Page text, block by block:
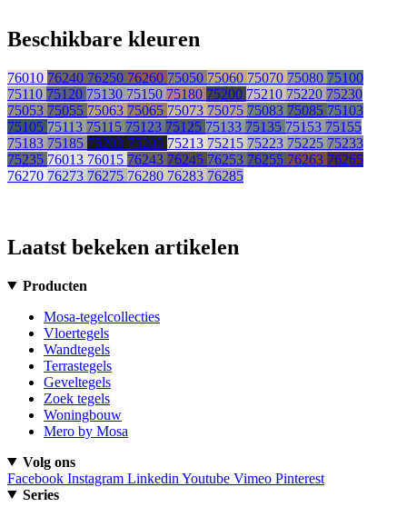
Beschikbare kleuren
76010 76240 76250 76260 75050 75060 75070 75080 75100
75110 75120 75130 75150 75180 75200 75210 75220 75230
75053 75055 75063 75065 75073 75075 75083 75085 75103
75105 75113 75115 75123 75125 75133 75135 75153 75155
75183 75185 75203 75205 75213 75215 75223 75225 75233
75235 76013 76015 76243 76245 76253 76255 76263 76265
76270 76273 76275 76280 76283 76285
Laatst bekeken artikelen
Producten
Mosa-tegelcollecties
Vloertegels
Wandtegels
Terrastegels
Geveltegels
Zoek tegels
Woningbouw
Mero by Mosa
Volg ons
Facebook Instagram Linkedin Youtube Vimeo Pinterest
Series